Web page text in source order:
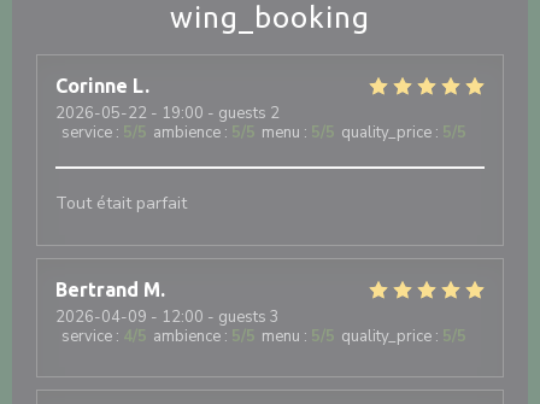
wing_booking
Corinne L
2026-05-22 - 19:00 - guests 2
service : 5/5 ambience : 5/5 menu : 5/5 quality_price : 5/5
Tout était parfait
Bertrand M
2026-04-09 - 12:00 - guests 3
service : 4/5 ambience : 5/5 menu : 5/5 quality_price : 5/5